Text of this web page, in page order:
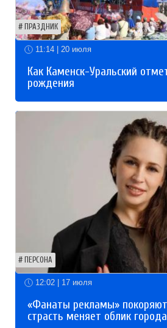
ПРАЗДНИК
11:14 | 20 июля
Как Каменск-Уральский
рождения
ПЕРСОНА
12:02 | 17 июля
«Фанаты рекламы»
страсть меняет облик города